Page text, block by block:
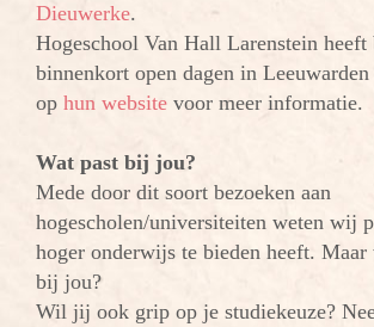
Dieuwerke.
Hogeschool Van Hall Larenstein
binnenkort open dagen in
op hun website voor meer informatie.
Wat past bij jou?
Mede door dit soort bezoeken aan
hogescholen/universiteiten weten wij
hoger onderwijs te bieden heeft. Maar
bij jou?
Wil jij ook grip op je studiekeuze?